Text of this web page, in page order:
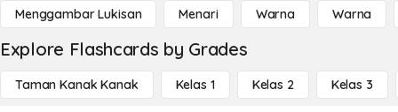
Menggambar Lukisan Menari Warna Warna
Explore Flashcards by Grades
Taman Kanak Kanak Kelas 1 Kelas 2 Kelas 3